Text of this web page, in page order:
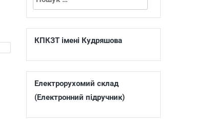
КПКЗТ імені Кудряшова
Електрорухомий склад
(Електронний підручник)